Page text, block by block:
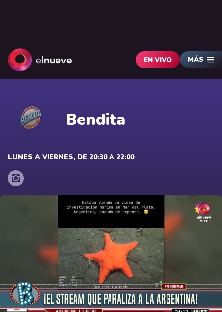
EN VIVO MÁS
Bendita
LUNES A VIERNES, DE 20:30 A 22:00